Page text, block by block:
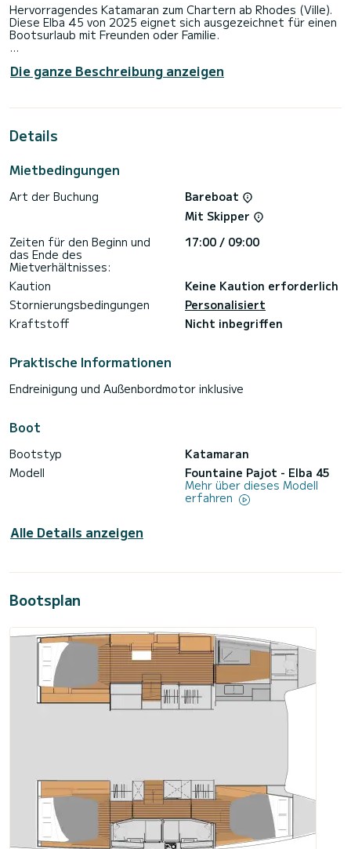
Hervorragendes Katamaran zum Chartern ab Rhodes (Ville).
Diese Elba 45 von 2025 eignet sich ausgezeichnet für einen
Bootsurlaub mit Freunden oder Familie.
Personen. Mit seinen 14 Metern Länge und einer
Motorleistung von 120 PS bietet sich das Schiff als idealer
Umgebung von Rhodes (Ville).
Elba 45 ist ausgestattet mit 1 Toiletten mit Dusche.
einem Rollgenua ausgestattet. Es ist unter anderem mit
USB-Steckdose, Solar-Panel, Klimaanlage, Elektrowinch,
Bitte fordern Sie Ihr Angebot direkt über die Plattform an,
Die ganze Beschreibung anzeigen
Details
Mietbedingungen
Art der Buchung
Bareboat
Mit Skipper
Zeiten für den Beginn und
das Ende des
Mietverhältnisses:
17:00 / 09:00
Kaution
Keine Kaution erforderlich
Stornierungsbedingungen
Personalisiert
Kraftstoff
Nicht inbegriffen
Praktische Informationen
Endreinigung und Außenbordmotor inklusive
Boot
Bootstyp
Katamaran
Modell
Fountaine Pajot - Elba 45
Mehr über dieses Modell
erfahren
Alle Details anzeigen
Bootsplan